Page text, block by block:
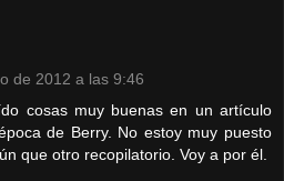
de 2012 a las 9:46
cosas muy buenas en un artículo
de Berry. No estoy muy puesto
que otro recopilatorio. Voy a por él.